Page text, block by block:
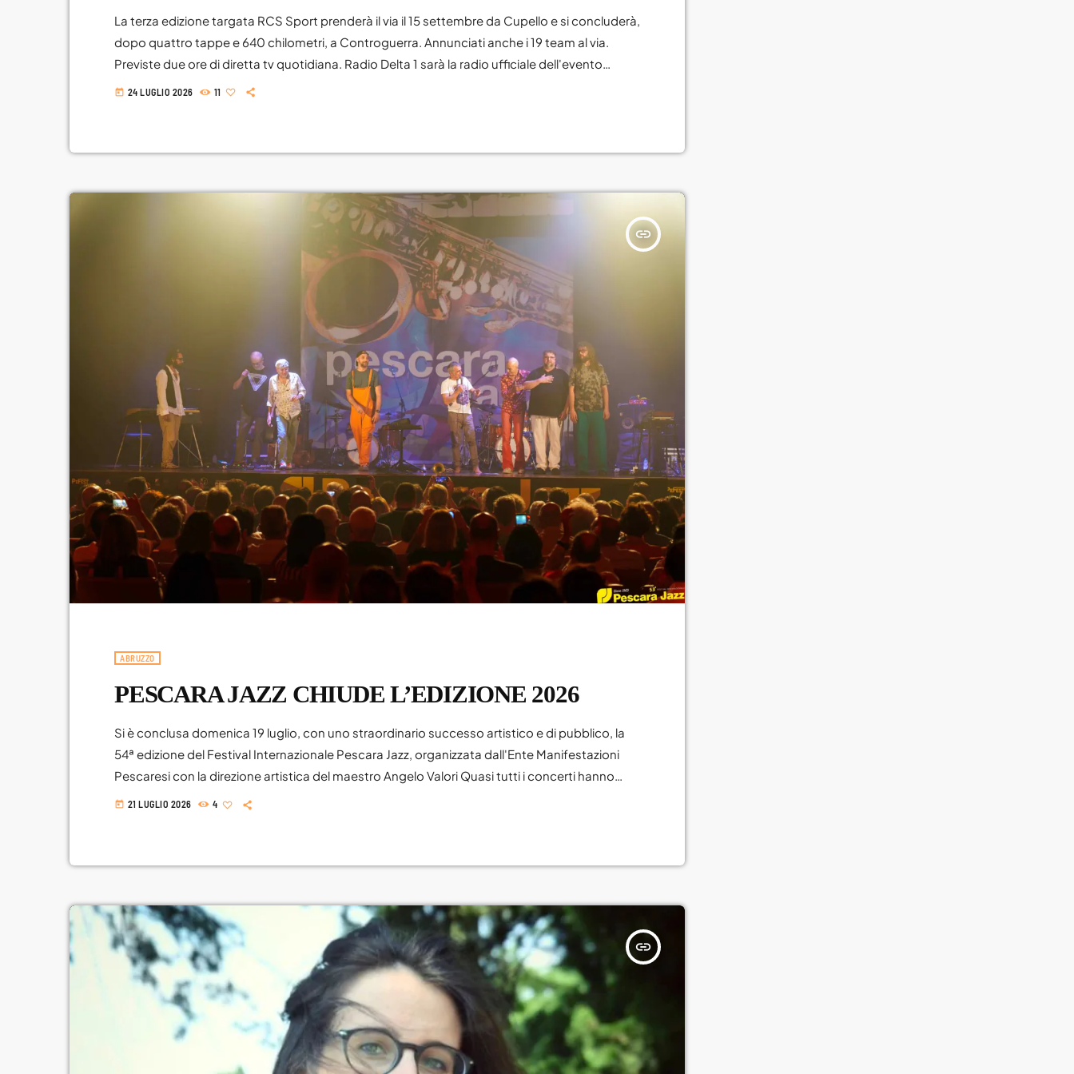
Sanremo
Senza categoria
Viaggi
World
La terza edizione targata RCS Sport prenderà il via il 15 settembre da Cupello e si concluderà,
dopo quattro tappe e 640 chilometri, a Controguerra. Annunciati anche i 19 team al via.
Previste due ore di diretta tv quotidiana. Radio Delta 1 sarà la radio ufficiale dell'evento
L'Aquila, 22 luglio 2026 - E' stata presentata oggi, presso il Palazzo della Regione Abruzzo a
today 24 LUGLIO 2026 11
insert_link
ABRUZZO
PESCARA JAZZ CHIUDE L’EDIZIONE 2026
Si è conclusa domenica 19 luglio, con uno straordinario successo artistico e di pubblico, la
54ª edizione del Festival Internazionale Pescara Jazz, organizzata dall'Ente Manifestazioni
Pescaresi con la direzione artistica del maestro Angelo Valori Quasi tutti i concerti hanno
registrato il tutto esaurito già nei giorni precedenti. Entusiastico e unanime il consenso del
today 21 LUGLIO 2026 4
insert_link